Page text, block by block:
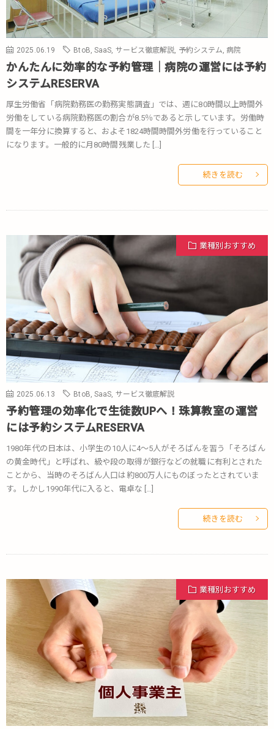
2025.06.19 BtoB SaaS サービス徹底解説 予約システム ,病院
かんたんに効率的な予約管理｜病院の運営には予約
システムRESERVA
厚生労働省「病院勤務医の勤務実態調査」では、週に80時間以上時間外
労働をしている病院勤務医の割合が8.5％であると示しています。労働時
間を一年分に換算すると、およそ1824時間時間外労働を行っていること
になります。一般的に月80時間残業した […]
続きを読む
業種別おすすめ
2025.06.13 BtoB SaaS サービス徹底解説
予約管理の効率化で生徒数UPへ！珠算教室の運営
には予約システムRESERVA
1980年代の日本は、小学生の10人に4～5人がそろばんを習う「そろばん
の黄金時代」と呼ばれ、級や段の取得が銀行などの就職に有利とされた
ことから、当時のそろばん人口は約800万人にものぼったとされていま
す。しかし1990年代に入ると、電卓な […]
続きを読む
業種別おすすめ